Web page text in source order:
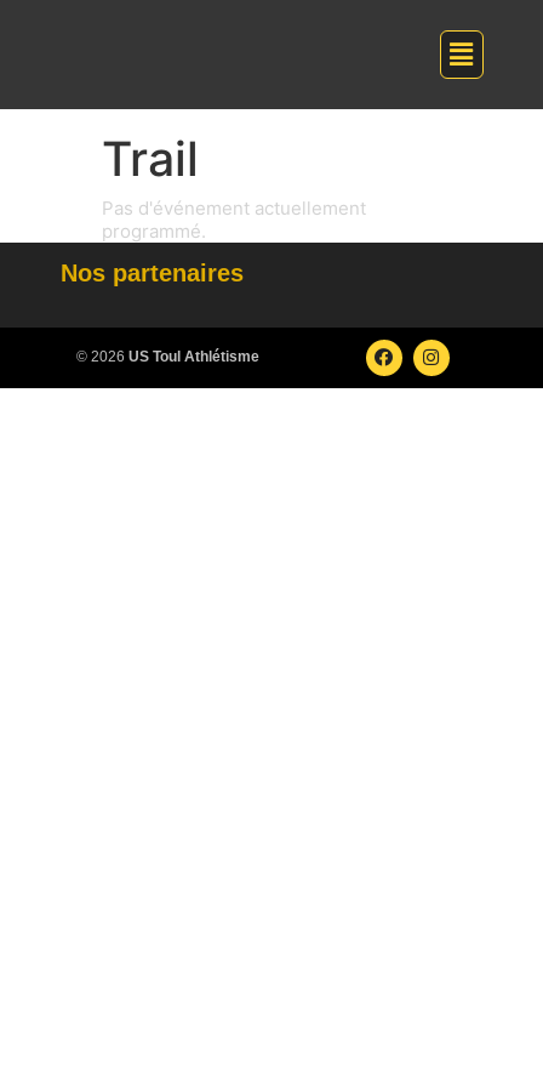
Trail
Pas d'événement actuellement
programmé.
Nos partenaires
© 2026 US Toul Athlétisme